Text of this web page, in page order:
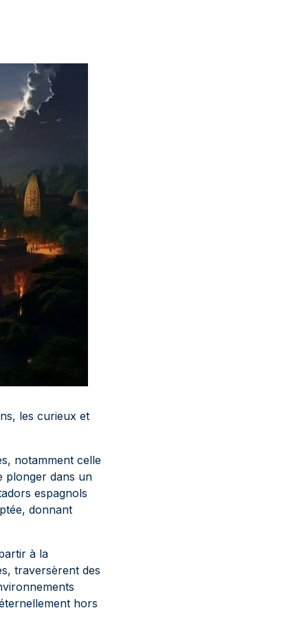
les curieux et
notamment celle
plonger dans un
espagnols
donnant
à la
traversèrent des
hors